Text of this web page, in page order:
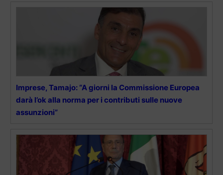
Imprese, Tamajo: “A giorni la Commissione Europea
darà l’ok alla norma per i contributi sulle nuove
assunzioni”